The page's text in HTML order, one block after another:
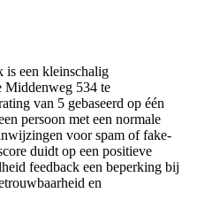
is een kleinschalig
Middenweg 534 te
van 5 gebaseerd op één
persoon met een normale
voor spam of fake-
duidt op een positieve
feedback een beperking bij
en